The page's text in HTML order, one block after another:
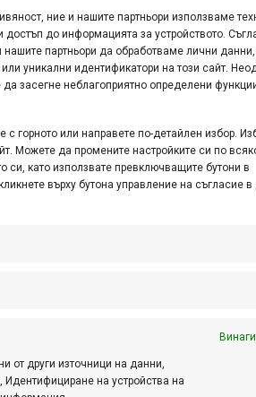
ние и нашите партньори използваме
до информацията за устройството.
партньори да обработваме лични данни,
уникални идентификатори на този сайт.
засегне неблагоприятно определени
горното или направете по-детайлен избор.
Можете да промените настройките си по
си, като използвате превключващите бутони в
върху бутона управление на съгласие в
от други източници на данни,
Идентифициране на устройства на
от 16:30 ч. „Воденичница”
подготовка на
състезания по планинско
малки и големи тайни за успех
желаещ! Активностите в
да развият своите умения и да
призови места в
като: колоездачни
така и за бегачи.
от интереса към темите,